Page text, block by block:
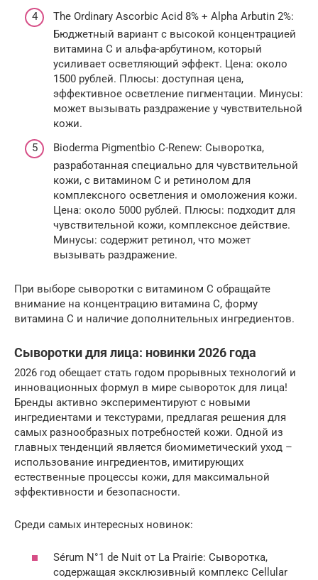
The Ordinary Ascorbic Acid 8% + Alpha Arbutin 2%:
Бюджетный вариант с высокой концентрацией
витамина C и альфа-арбутином, который
усиливает осветляющий эффект. Цена: около
1500 рублей. Плюсы: доступная цена,
эффективное осветление пигментации. Минусы:
может вызывать раздражение у чувствительной
кожи.
Bioderma Pigmentbio C-Renew: Сыворотка,
разработанная специально для чувствительной
кожи, с витамином C и ретинолом для
комплексного осветления и омоложения кожи.
Цена: около 5000 рублей. Плюсы: подходит для
чувствительной кожи, комплексное действие.
Минусы: содержит ретинол, что может
вызывать раздражение.
При выборе сыворотки с витамином C обращайте
внимание на концентрацию витамина C, форму
витамина C и наличие дополнительных ингредиентов.
Сыворотки для лица: новинки 2026 года
2026 год обещает стать годом прорывных технологий и
инновационных формул в мире сывороток для лица!
Бренды активно экспериментируют с новыми
ингредиентами и текстурами, предлагая решения для
самых разнообразных потребностей кожи. Одной из
главных тенденций является биомиметический уход –
использование ингредиентов, имитирующих
естественные процессы кожи, для максимальной
эффективности и безопасности.
Среди самых интересных новинок:
Sérum N°1 de Nuit от La Prairie: Сыворотка,
содержащая эксклюзивный комплекс Cellular